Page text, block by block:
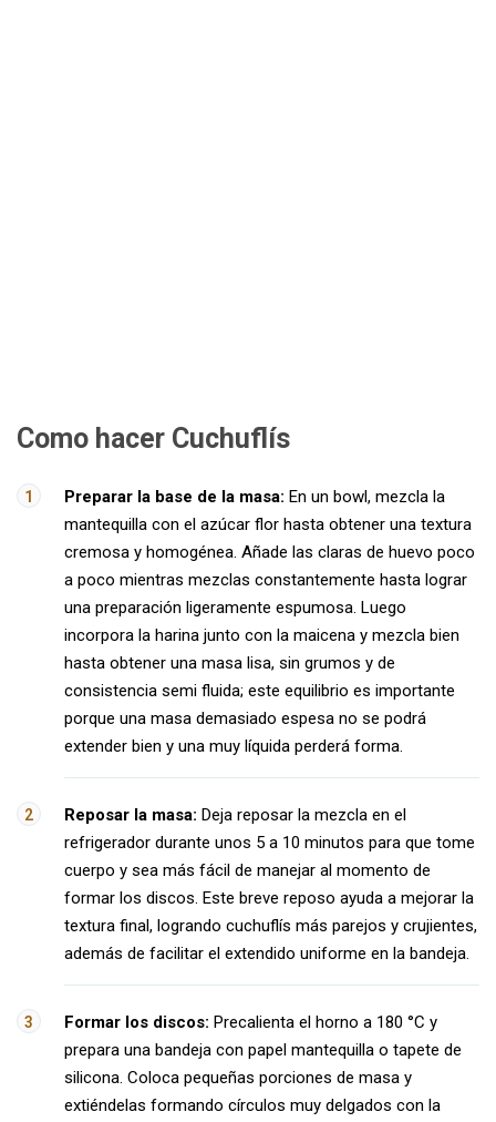
Como hacer Cuchuflís
Preparar la base de la masa: En un bowl, mezcla la
mantequilla con el azúcar flor hasta obtener una textura
cremosa y homogénea. Añade las claras de huevo poco
a poco mientras mezclas constantemente hasta lograr
una preparación ligeramente espumosa. Luego
incorpora la harina junto con la maicena y mezcla bien
hasta obtener una masa lisa, sin grumos y de
consistencia semi fluida; este equilibrio es importante
porque una masa demasiado espesa no se podrá
extender bien y una muy líquida perderá forma.
Reposar la masa: Deja reposar la mezcla en el
refrigerador durante unos 5 a 10 minutos para que tome
cuerpo y sea más fácil de manejar al momento de
formar los discos. Este breve reposo ayuda a mejorar la
textura final, logrando cuchuflís más parejos y crujientes,
además de facilitar el extendido uniforme en la bandeja.
Formar los discos: Precalienta el horno a 180 °C y
prepara una bandeja con papel mantequilla o tapete de
silicona. Coloca pequeñas porciones de masa y
extiéndelas formando círculos muy delgados con la